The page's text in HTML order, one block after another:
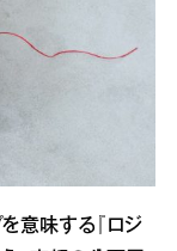
意味する『ロジ